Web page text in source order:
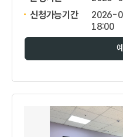
신청가능기간
2026-
18:00